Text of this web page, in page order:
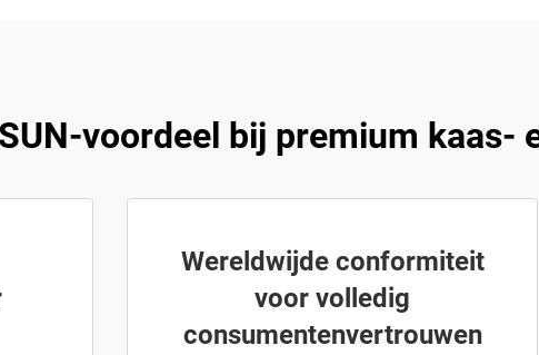
voordeel bij premium kaas-
Wereldwijde conformiteit
voor volledig
consumentenvertrouwen